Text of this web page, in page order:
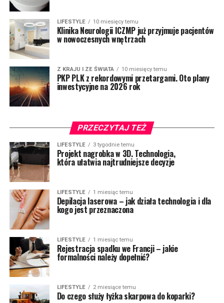
LIFESTYLE 10 miesięcy temu
Klinika Neurologii ICZMP już przyjmuje pacjentów
w nowoczesnych wnętrzach
Z KRAJU I ZE ŚWIATA 10 miesięcy temu
PKP PLK z rekordowymi przetargami. Oto plany
inwestycyjne na 2026 rok
PRZECZYTAJ TEŻ
LIFESTYLE 3 tygodnie temu
Projekt nagrobka w 3D. Technologia,
która ułatwia najtrudniejsze decyzje
LIFESTYLE 1 miesiąc temu
Depilacja laserowa – jak działa technologia i dla
kogo jest przeznaczona
LIFESTYLE 1 miesiąc temu
Rejestracja spadku we Francji – jakie
formalności należy dopełnić?
LIFESTYLE 2 miesiące temu
Do czego służy łyżka skarpowa do koparki?